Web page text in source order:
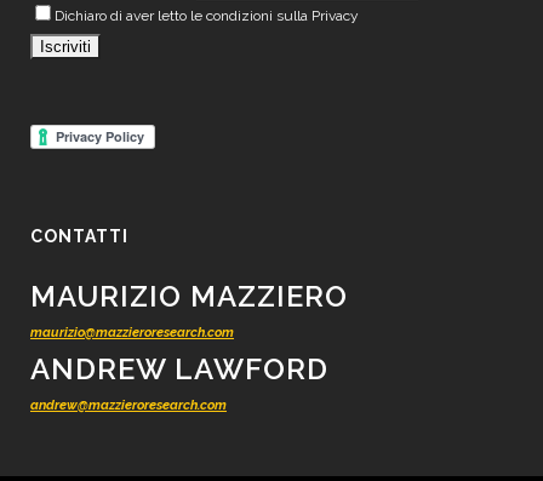
Dichiaro di aver letto le condizioni sulla Privacy
CONTATTI
MAURIZIO MAZZIERO
maurizio@mazzieroresearch.com
ANDREW LAWFORD
andrew@mazzieroresearch.com